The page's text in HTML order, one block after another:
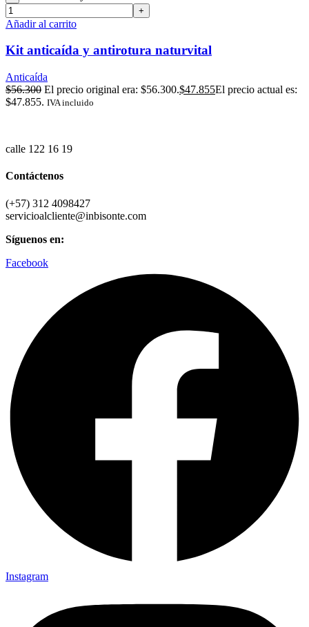
Añadir al carrito
Kit anticaída y antirotura naturvital
Anticaída
$56.300 El precio original era: $56.300.$47.855El precio actual es:
$47.855. IVA incluido
calle 122 16 19
Contáctenos
(+57) 312 4098427
servicioalcliente@inbisonte.com
Síguenos en:
Facebook
Instagram